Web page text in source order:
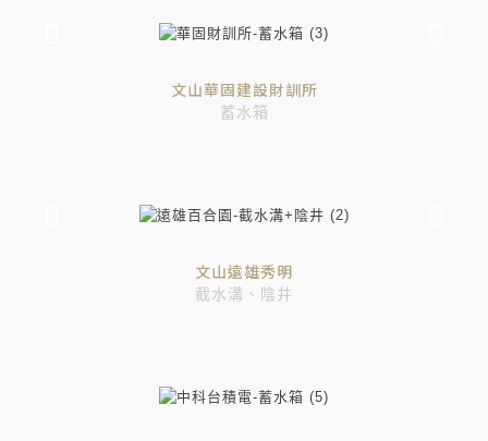
文山華固建設財訓所
蓄水箱
文山遠雄秀明
截水溝、陰井